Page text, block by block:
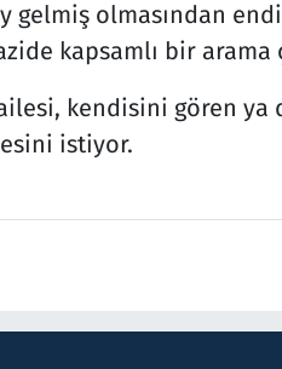
gelmiş olmasından
kapsamlı bir arama
kendisini gören
istiyor.